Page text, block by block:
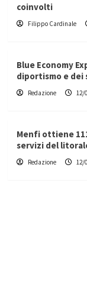
coinvolti
Filippo Cardinale
Blue Economy
diportismo e
Redazione 12/
Menfi ottiene
servizi del
Redazione 12/